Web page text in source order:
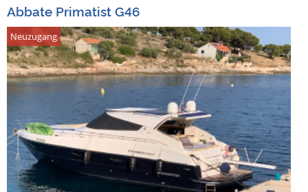
Abbate Primatist G46
Neuzugang